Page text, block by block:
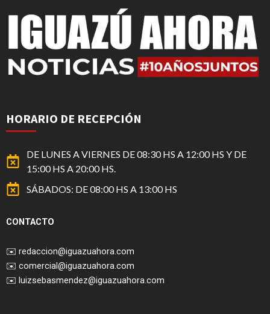
HORARIO DE RECEPCIÓN
DE LUNES A VIERNES DE 08:30 HS A 12:00 HS Y DE
15:00 HS A 20:00 HS.
SÁBADOS: DE 08:00 HS A 13:00 HS
CONTACTO
✉️ redaccion@iguazuahora.com
✉️ comercial@iguazuahora.com
✉️ luizsebasmendez@iguazuahora.com